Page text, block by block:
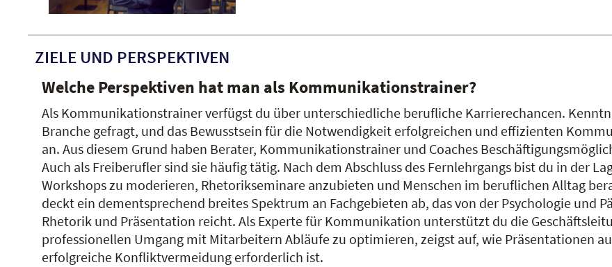
ZIELE UND PERSPEKTIVEN
Welche Perspektiven hat man als Kommunikationstrainer?
Als Kommunikationstrainer verfügst du über unterschiedliche berufliche Karrierechancen.
Branche gefragt, und das Bewusstsein für die Notwendigkeit erfolgreichen und effizienten
an. Aus diesem Grund haben Berater, Kommunikationstrainer und Coaches
Auch als Freiberufler sind sie häufig tätig. Nach dem Abschluss des Fernlehrgangs bist du in der
Workshops zu moderieren, Rhetorikseminare anzubieten und Menschen im beruflichen Alltag
deckt ein dementsprechend breites Spektrum an Fachgebieten ab, das von der Psychologie und
Rhetorik und Präsentation reicht. Als Experte für Kommunikation unterstützt du die
professionellen Umgang mit Mitarbeitern Abläufe zu optimieren, zeigst auf, wie Präsentationen
erfolgreiche Konfliktvermeidung erforderlich ist.